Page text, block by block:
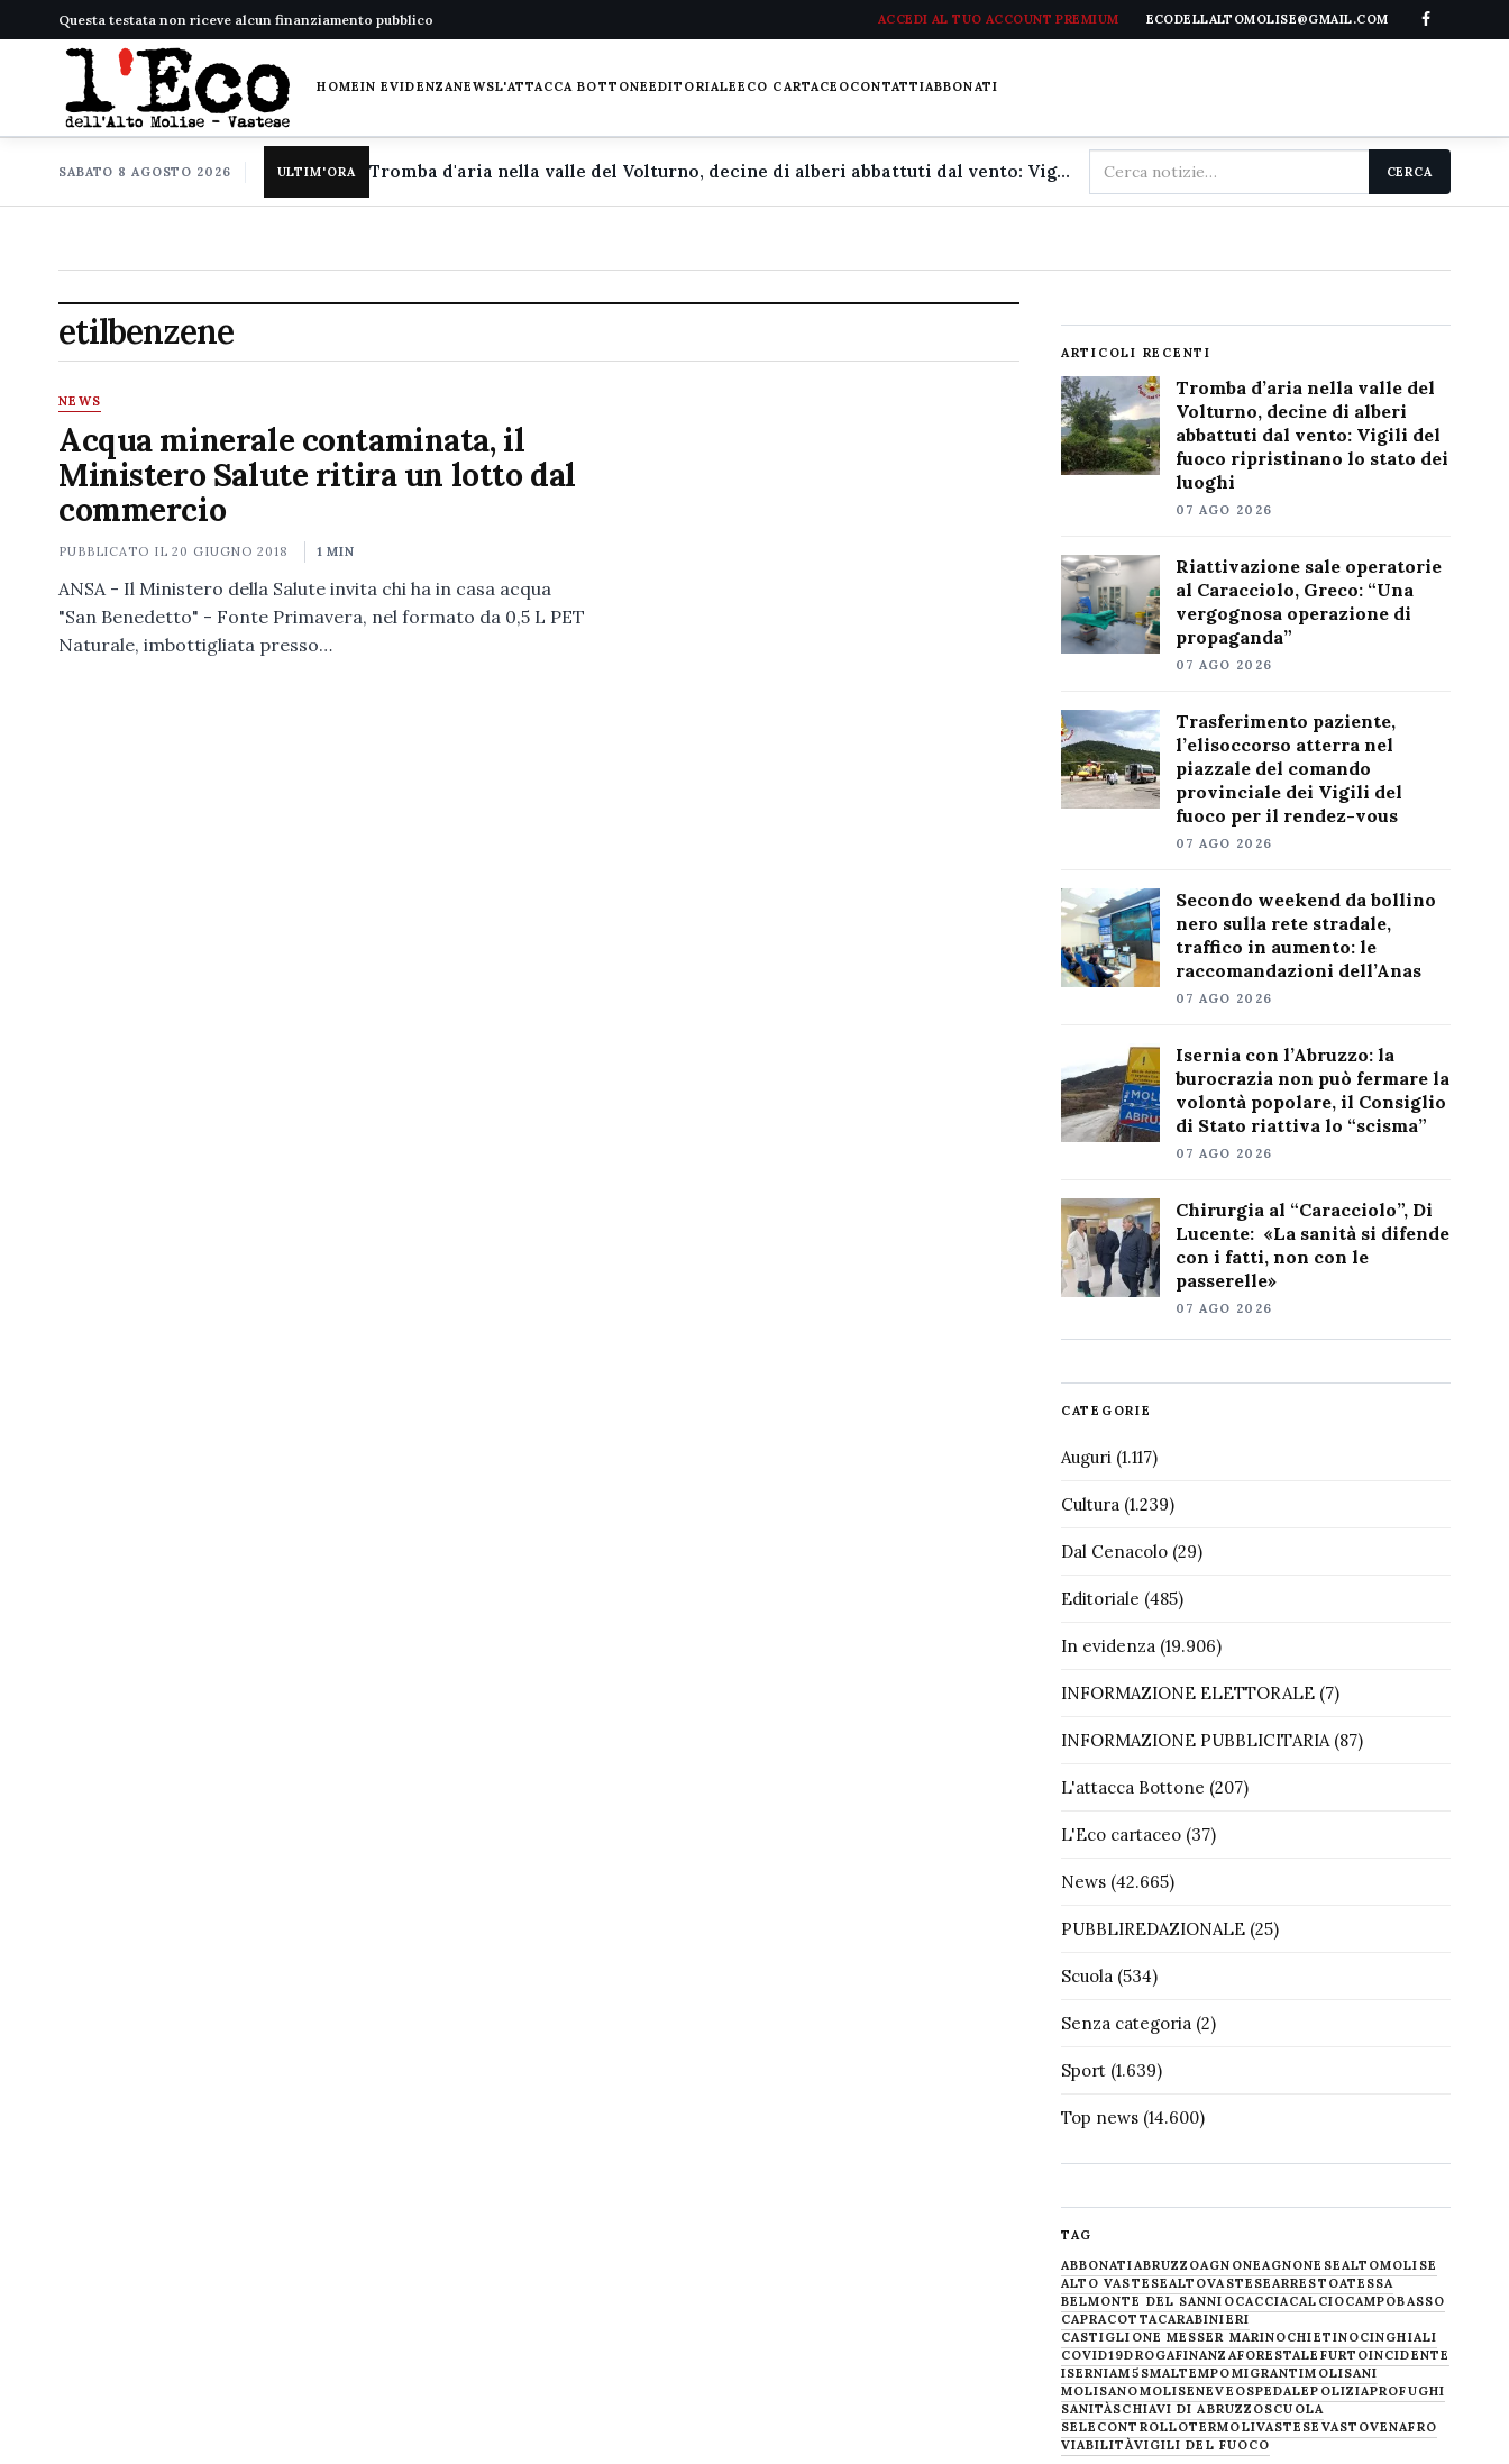
Questa testata non riceve alcun finanziamento pubblico ACCEDI AL TUO ACCOUNT PREMIUM ECODELLALTOMOLISE@GMAIL.COM
HOMEIN EVIDENZANEWSL'ATTACCA BOTTONEEDITORIALEECO CARTACEOCONTATTIABBONATI
SABATO 8 AGOSTO 2026 ULTIM'ORA Tromba d'aria nella valle del Volturno, decine di alberi abbattuti dal vento: Vigili del fuoco ripristinano lo stato dei luoghi
Cerca
nel
CERCA
etilbenzene
NEWS
Acqua minerale contaminata, il
Ministero Salute ritira un lotto dal
commercio
PUBBLICATO IL20 GIUGNO 2018 1 MIN
ANSA - Il Ministero della Salute invita chi ha in casa acqua
"San Benedetto" - Fonte Primavera, nel formato da 0,5 L PET
Naturale, imbottigliata presso…
ARTICOLI RECENTI
Tromba d’aria nella valle del
Volturno, decine di alberi
abbattuti dal vento: Vigili del
fuoco ripristinano lo stato dei
luoghi
07 AGO 2026
Riattivazione sale operatorie
al Caracciolo, Greco: “Una
vergognosa operazione di
propaganda”
07 AGO 2026
Trasferimento paziente,
l’elisoccorso atterra nel
piazzale del comando
provinciale dei Vigili del
fuoco per il rendez-vous
07 AGO 2026
Secondo weekend da bollino
nero sulla rete stradale,
traffico in aumento: le
raccomandazioni dell’Anas
07 AGO 2026
Isernia con l’Abruzzo: la
burocrazia non può fermare la
volontà popolare, il Consiglio
di Stato riattiva lo “scisma”
07 AGO 2026
Chirurgia al “Caracciolo”, Di
Lucente: «La sanità si difende
con i fatti, non con le
passerelle»
07 AGO 2026
CATEGORIE
Auguri(1.117)
Cultura(1.239)
Dal Cenacolo(29)
Editoriale (485)
In evidenza(19.906)
INFORMAZIONE ELETTORALE(7)
INFORMAZIONE PUBBLICITARIA(87)
L'attacca Bottone (207)
L'Eco cartaceo(37)
News(42.665)
PUBBLIREDAZIONALE(25)
Scuola(534)
Senza categoria(2)
Sport(1.639)
Top news(14.600)
TAG
ABBONATIABRUZZOAGNONEAGNONESEALTOMOLISE
ALTO VASTESEALTOVASTESEARRESTOATESSA
BELMONTE DEL SANNIOCACCIACALCIOCAMPOBASSO
CAPRACOTTACARABINIERI
CASTIGLIONE MESSER MARINOCHIETINOCINGHIALI
COVID19DROGAFINANZAFORESTALE FURTOINCIDENTE
ISERNIAM5SMALTEMPOMIGRANTIMOLISANI
MOLISANOMOLISENEVE OSPEDALEPOLIZIAPROFUGHI
SANITÀSCHIAVI DI ABRUZZOSCUOLA
SELECONTROLLOTERMOLIVASTESE VASTOVENAFRO
VIABILITÀVIGILI DEL FUOCO